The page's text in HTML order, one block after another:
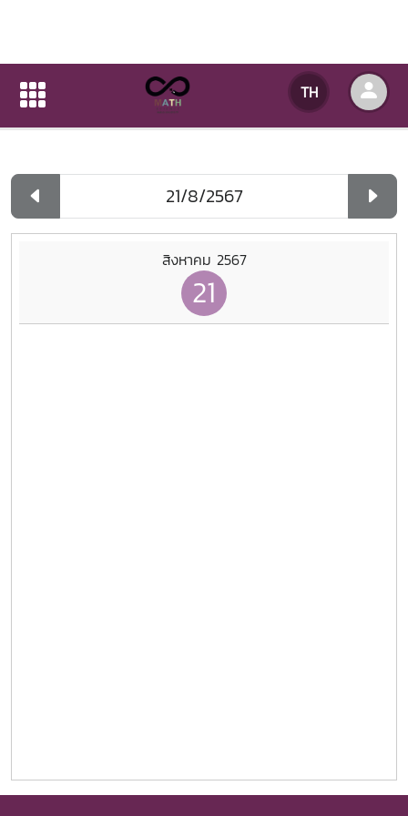
TH
ปฏิทินกิจกรรมของหน่วยงาน
ปฏิทินกิจกรรมของหน่วยงาน
สิงหาคม 2567
21